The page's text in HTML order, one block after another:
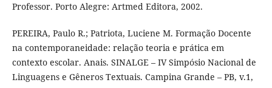
Professor. Porto Alegre: Artmed Editora, 2002.
PEREIRA, Paulo R.; Patriota, Luciene M. Formação Docente
na contemporaneidade: relação teoria e prática em
contexto escolar. Anais. SINALGE – IV Simpósio Nacional de
Linguagens e Gêneros Textuais. Campina Grande – PB, v.1,